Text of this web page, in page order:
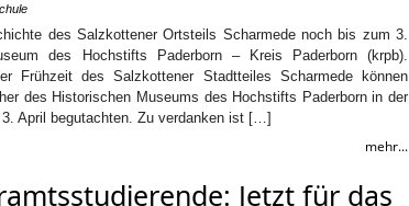
des Salzkottener Ortsteils Scharmede noch bis zum 3.
des Hochstifts Paderborn – Kreis Paderborn (krpb).
Frühzeit des Salzkottener Stadtteiles Scharmede können
des Historischen Museums des Hochstifts Paderborn in der
April begutachten. Zu verdanken ist […]
mehr...
Jetzt für das